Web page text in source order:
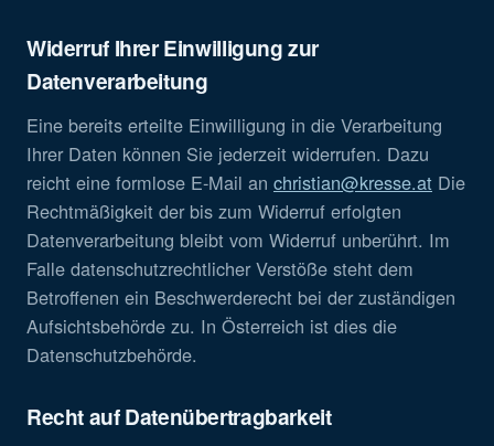
Widerruf Ihrer Einwilligung zur
Datenverarbeitung
Eine bereits erteilte Einwilligung in die Verarbeitung
Ihrer Daten können Sie jederzeit widerrufen. Dazu
reicht eine formlose E-Mail an christian@kresse.at Die
Rechtmäßigkeit der bis zum Widerruf erfolgten
Datenverarbeitung bleibt vom Widerruf unberührt. Im
Falle datenschutzrechtlicher Verstöße steht dem
Betroffenen ein Beschwerderecht bei der zuständigen
Aufsichtsbehörde zu. In Österreich ist dies die
Datenschutzbehörde.
Recht auf Datenübertragbarkeit